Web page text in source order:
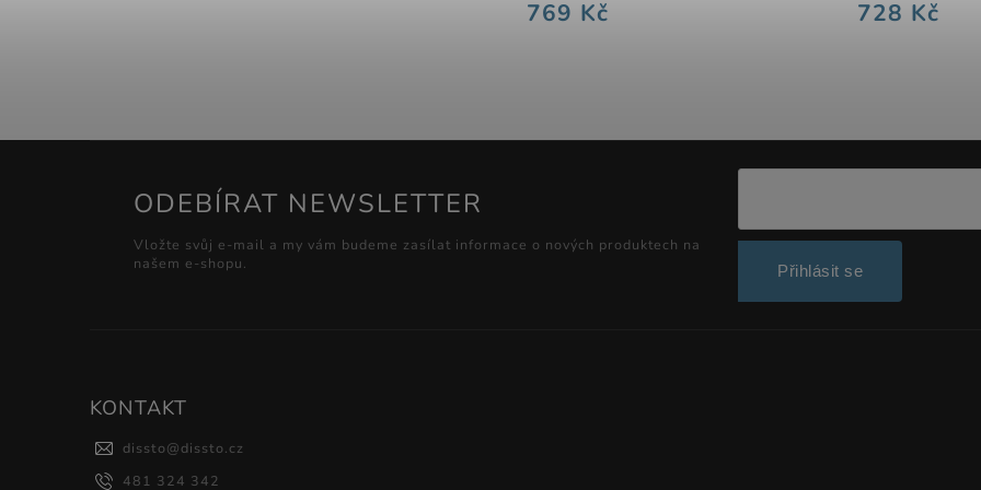
769 Kč 728 Kč
ODEBÍRAT NEWSLETTER
Vložte svůj e-mail a my vám budeme zasílat informace o nových produktech na
našem e-shopu.
Přihlásit se
KONTAKT
dissto@dissto.cz
481 324 342